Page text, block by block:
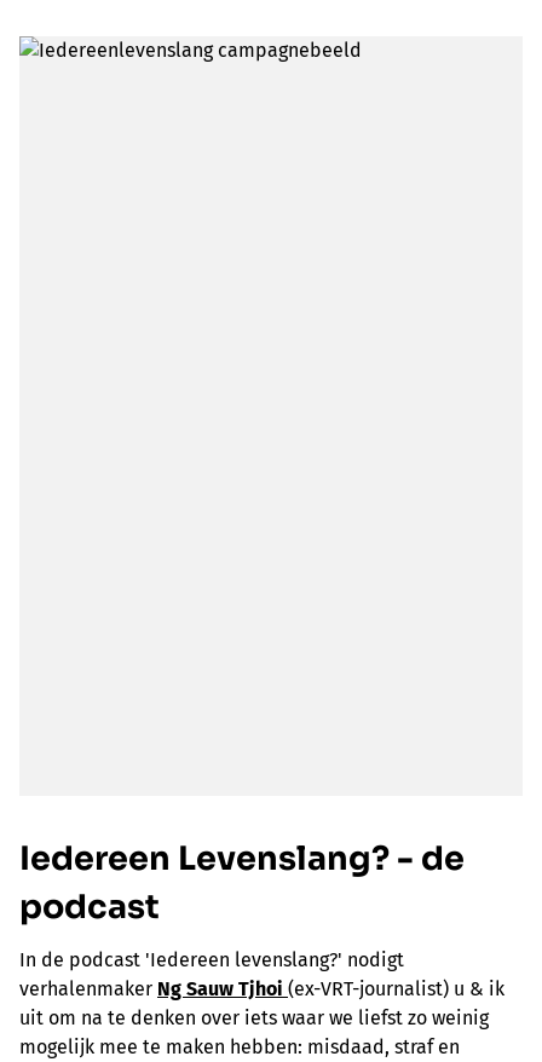
Iedereen Levenslang? - de
podcast
In de podcast ⁠'Iedereen levenslang?⁠' nodigt
verhalenmaker Ng Sauw Tjhoi (ex-VRT-journalist) u & ik
uit om na te denken over iets waar we liefst zo weinig
mogelijk mee te maken hebben: misdaad, straf en